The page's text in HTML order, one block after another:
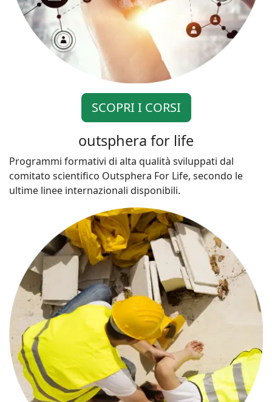
SCOPRI I CORSI
outsphera for life
Programmi formativi di alta qualità sviluppati dal
comitato scientifico Outsphera For Life, secondo le
ultime linee internazionali disponibili.